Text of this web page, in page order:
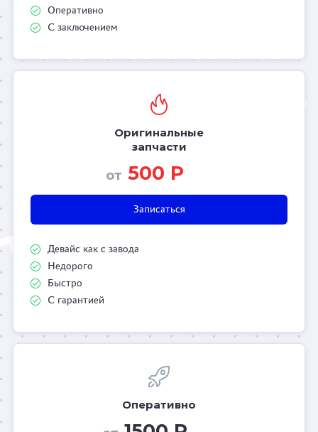
Оперативно
С заключением
Оригинальные
запчасти
от 500 Р
Записаться
Девайс как с завода
Недорого
Быстро
С гарантией
Оперативно